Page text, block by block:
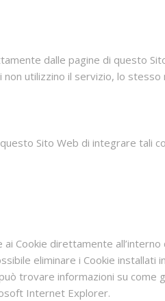
dalle pagine di questo
utilizzino il servizio, lo
Sito Web di integrare tali
Cookie direttamente
eliminare i Cookie installati
trovare informazioni su come
Internet Explorer.